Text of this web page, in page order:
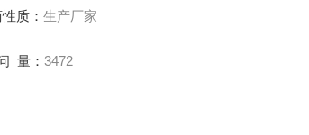
质： 生产厂家
量： 3472